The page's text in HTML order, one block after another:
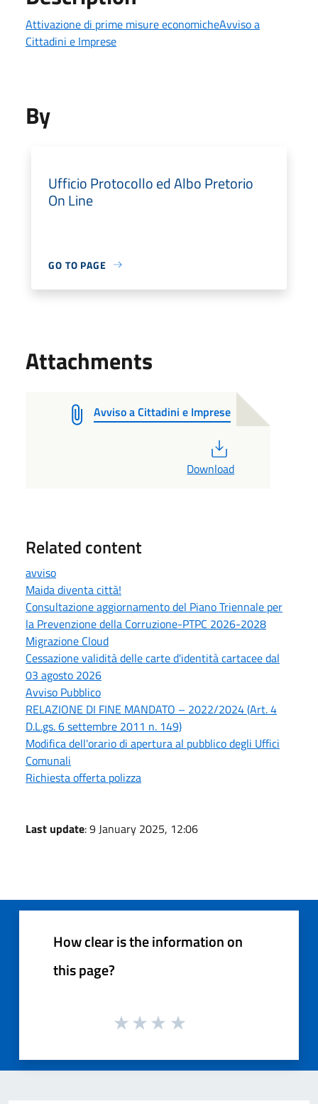
Attivazione di prime misure economicheAvviso a
Cittadini e Imprese
By
Ufficio Protocollo ed Albo Pretorio
On Line
GO TO PAGE
Attachments
Avviso a Cittadini e Imprese
Download
Related content
avviso
Maida diventa città!
Consultazione aggiornamento del Piano Triennale per
la Prevenzione della Corruzione-PTPC 2026-2028
Migrazione Cloud
Cessazione validità delle carte d'identità cartacee dal
03 agosto 2026
Avviso Pubblico
RELAZIONE DI FINE MANDATO – 2022/2024 (Art. 4
D.L.gs. 6 settembre 2011 n. 149)
Modifica dell'orario di apertura al pubblico degli Uffici
Comunali
Richiesta offerta polizza
Last update: 9 January 2025, 12:06
How clear is the information on
this page?